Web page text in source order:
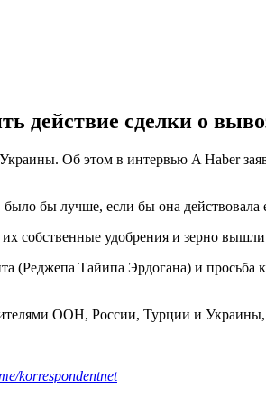
действие сделки о
Об этом в интервью A Haber
бы лучше, если бы она
собственные удобрения и зерно
Тайипа Эрдогана) и
ООН, России, Турции и Украины,
korrespondentnet